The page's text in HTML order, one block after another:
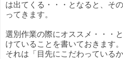
は出てくる・・・となると、そ
ってきます。
選別作業の際にオススメ・・・
けていることを書いておきます。
それは「目先にこだわっている